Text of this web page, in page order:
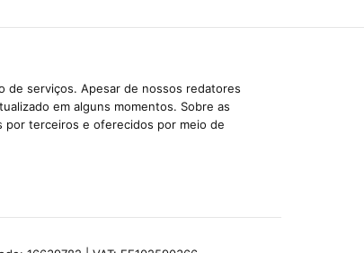
de serviços. Apesar de nossos redatores
em alguns momentos. Sobre as
por terceiros e oferecidos por meio de